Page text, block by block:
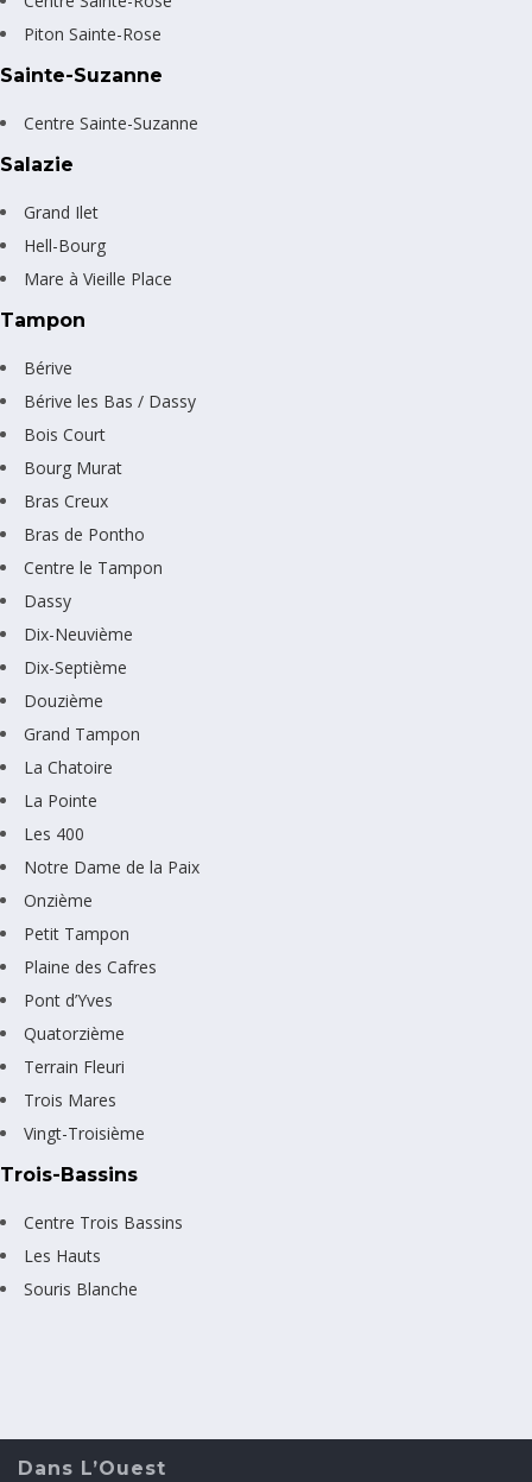
Piton Sainte-Rose
Sainte-Suzanne
Centre Sainte-Suzanne
Salazie
Grand Ilet
Hell-Bourg
Mare à Vieille Place
Tampon
Bérive
Bérive les Bas / Dassy
Bois Court
Bourg Murat
Bras Creux
Bras de Pontho
Centre le Tampon
Dassy
Dix-Neuvième
Dix-Septième
Douzième
Grand Tampon
La Chatoire
La Pointe
Les 400
Notre Dame de la Paix
Onzième
Petit Tampon
Plaine des Cafres
Pont d’Yves
Quatorzième
Terrain Fleuri
Trois Mares
Vingt-Troisième
Trois-Bassins
Centre Trois Bassins
Les Hauts
Souris Blanche
Dans L’Ouest